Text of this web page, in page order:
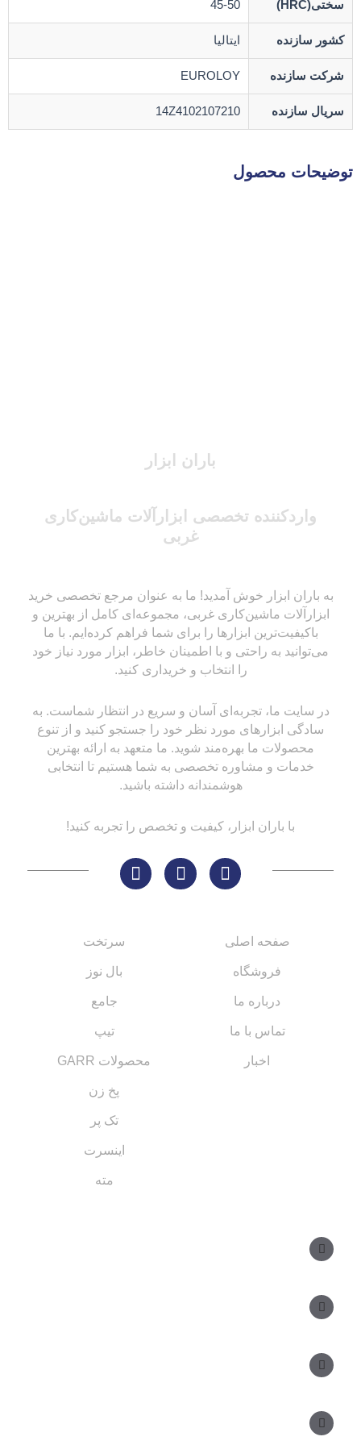
سختی(HRC) 45-50
کشور سازنده ایتالیا
شرکت سازنده EUROLOY
سریال سازنده 14Z4102107210
توضیحات محصول
باران ابزار
واردکننده تخصصی ابزارآلات ماشین‌کاری
غربی
به باران ابزار خوش آمدید! ما به عنوان مرجع تخصصی خرید
ابزارآلات ماشین‌کاری غربی، مجموعه‌ای کامل از بهترین و
باکیفیت‌ترین ابزارها را برای شما فراهم کرده‌ایم. با ما
می‌توانید به راحتی و با اطمینان خاطر، ابزار مورد نیاز خود
را انتخاب و خریداری کنید.
در سایت ما، تجربه‌ای آسان و سریع در انتظار شماست. به
سادگی ابزارهای مورد نظر خود را جستجو کنید و از تنوع
محصولات ما بهره‌مند شوید. ما متعهد به ارائه بهترین
خدمات و مشاوره تخصصی به شما هستیم تا انتخابی
هوشمندانه داشته باشید.
با باران ابزار، کیفیت و تخصص را تجربه کنید!
صفحه اصلی
فروشگاه
درباره ما
تماس با ما
اخبار
سرتخت
بال نوز
جامع
تیپ
محصولات GARR
پخ زن
تک پر
اینسرت
مته